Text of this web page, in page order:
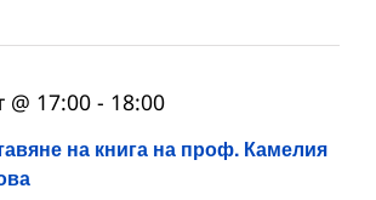
на книга на проф. Камелия
@ 17:00 - 18:00